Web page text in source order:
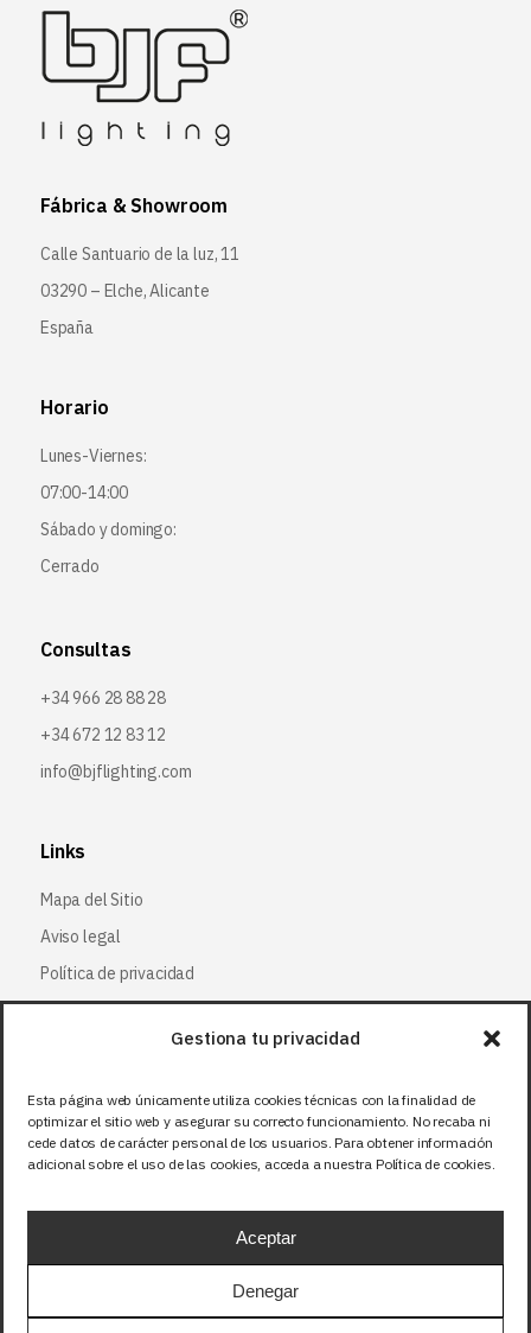
Gestiona tu privacidad
Esta página web únicamente utiliza cookies técnicas con la finalidad de
optimizar el sitio web y asegurar su correcto funcionamiento. No recaba ni
cede datos de carácter personal de los usuarios. Para obtener información
adicional sobre el uso de las cookies, acceda a nuestra Política de cookies.
Aceptar
Denegar
Fábrica & Showroom
Calle Santuario de la luz, 11
03290 – Elche, Alicante
España
Horario
Lunes-Viernes:
07:00-14:00
Sábado y domingo:
Cerrado
Consultas
+34 966 28 88 28
+34 672 12 83 12
info@bjflighting.com
Links
Mapa del Sitio
Aviso legal
Política de privacidad
Política de cookies
Síguenos
Facebook
X (Twitter)
Instagram